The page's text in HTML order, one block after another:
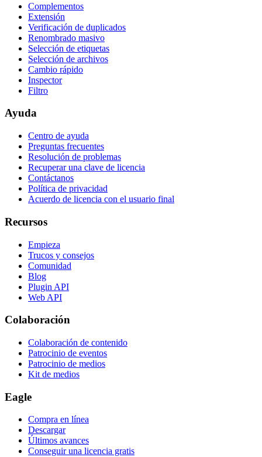
Complementos
Extensión
Verificación de duplicados
Renombrado masivo
Selección de etiquetas
Selección de archivos
Cambio rápido
Inspector
Filtro
Ayuda
Centro de ayuda
Preguntas frecuentes
Resolución de problemas
Recuperar una clave de licencia
Contáctanos
Política de privacidad
Acuerdo de licencia con el usuario final
Recursos
Empieza
Trucos y consejos
Comunidad
Blog
Plugin API
Web API
Colaboración
Colaboración de contenido
Patrocinio de eventos
Patrocinio de medios
Kit de medios
Eagle
Compra en línea
Descargar
Últimos avances
Conseguir una licencia gratis